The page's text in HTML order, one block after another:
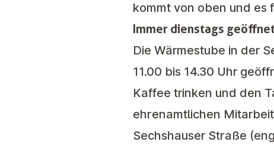
kommt von oben und es
Immer dienstags
Die Wärmestube in der
11.00 bis 14.30 Uhr
Kaffee trinken und den
ehrenamtlichen
Sechshauser Straße